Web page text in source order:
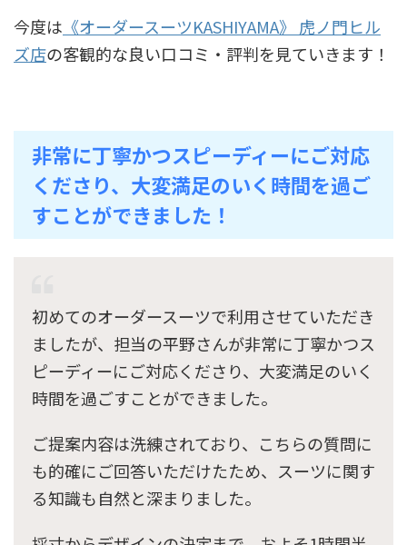
今度は 《オーダースーツKASHIYAMA》 虎ノ門ヒル
ズ店の客観的な良い口コミ・評判を見ていきます！
非常に丁寧かつスピーディーにご対応
くださり、大変満足のいく時間を過ご
すことができました！
初めてのオーダースーツで利用させていただき
ましたが、担当の平野さんが非常に丁寧かつス
ピーディーにご対応くださり、大変満足のいく
時間を過ごすことができました。
ご提案内容は洗練されており、こちらの質問に
も的確にご回答いただけたため、スーツに関す
る知識も自然と深まりました。